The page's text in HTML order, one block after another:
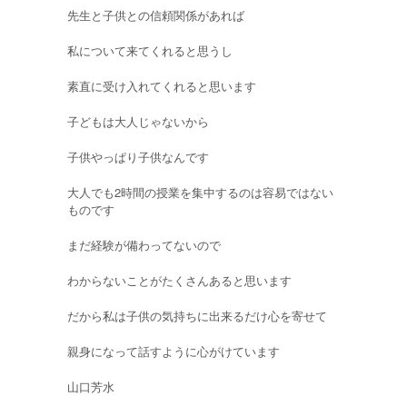
先生と子供との信頼関係があれば
私について来てくれると思うし
素直に受け入れてくれると思います
子どもは大人じゃないから
子供やっぱり子供なんです
大人でも2時間の授業を集中するのは容易ではない
ものです
まだ経験が備わってないので
わからないことがたくさんあると思います
だから私は子供の気持ちに出来るだけ心を寄せて
親身になって話すように心がけています
山口芳水